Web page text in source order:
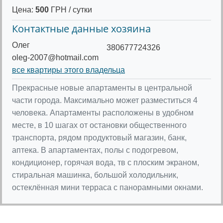
Цена: 500 ГРН / сутки
Контактные данные хозяина
Олег
oleg-2007@hotmail.com
380677724326
все квартиры этого владельца
Прекрасные новые апартаменты в центральной
части города. Максимально может разместиться 4
человека. Апартаменты расположены в удобном
месте, в 10 шагах от остановки общественного
транспорта, рядом продуктовый магазин, банк,
аптека. В апартаментах, полы с подогревом,
кондиционер, горячая вода, тв с плоским экраном,
стиральная машинка, большой холодильник,
остеклённая мини терраса с панорамными окнами.